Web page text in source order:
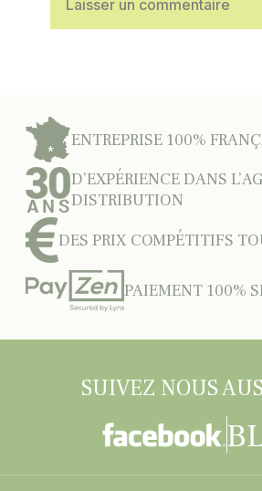
Laisser un commentaire
ENTREPRISE 100%
D’EXPÉRIENCE DANS
DISTRIBUTION
DES PRIX COMPÉTITIFS
PAIEMENT 100%
SUIVEZ NOUS